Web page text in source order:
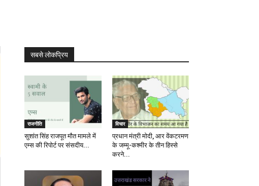
सबसे लोकप्रिय
राजनीति
सुशांत सिंह राजपूत मौत मामले में
एम्स की रिपोर्ट पर संसदीय...
विचार
प्रधान मंत्री मोदी, आर वेंकटरमण
के जम्मू-कश्मीर के तीन हिस्से
करने...